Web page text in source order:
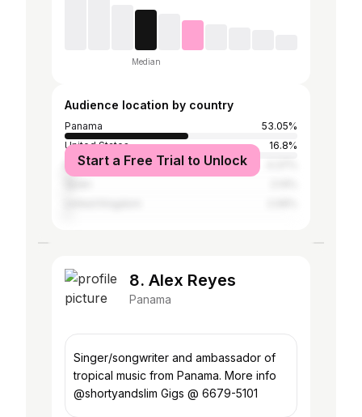
Median
Audience location by country
Panama
53.05%
United States
16.8%
Brazil
Start a Free Trial to Unlock
8. Alex Reyes
Panama
Singer/songwriter and ambassador of
tropical music from Panama. More info
@shortyandslim Gigs @ 6679-5101